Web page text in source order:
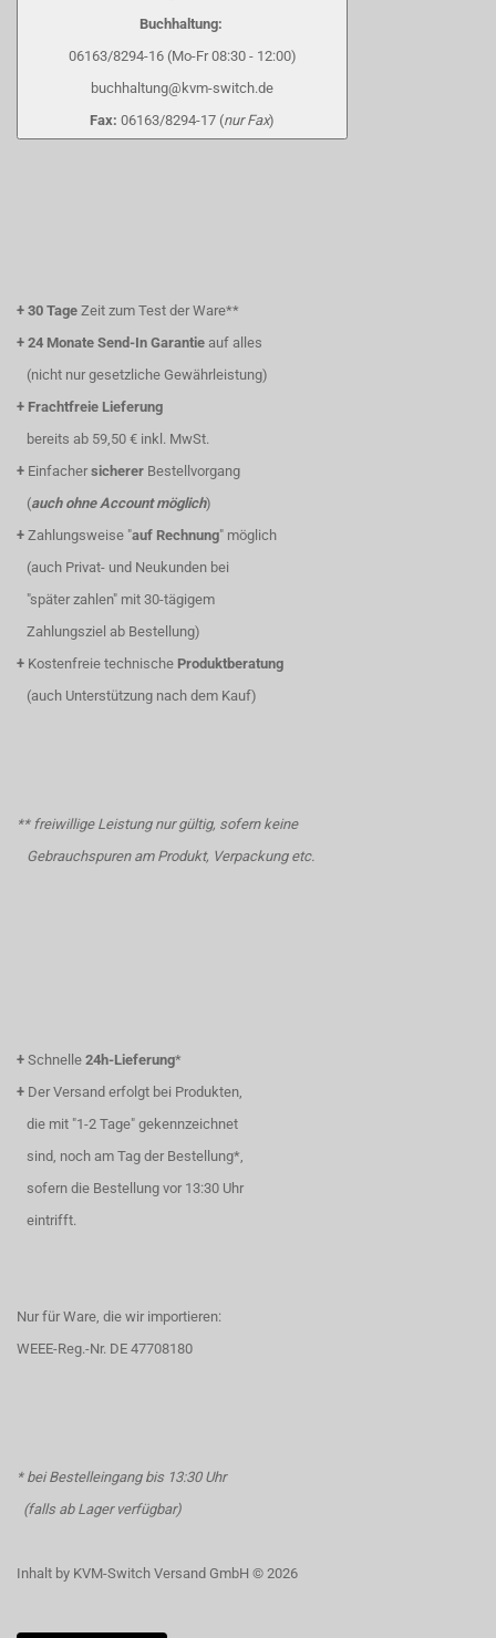
Buchhaltung:
06163/8294-16 (Mo-Fr 08:30 - 12:00)
buchhaltung@kvm-switch.de
Fax: 06163/8294-17 (nur Fax)
+ 30 Tage Zeit zum Test der Ware**
+ 24 Monate Send-In Garantie auf alles
(nicht nur gesetzliche Gewährleistung)
+ Frachtfreie Lieferung
bereits ab 59,50 € inkl. MwSt.
+ Einfacher sicherer Bestellvorgang
(auch ohne Account möglich)
+ Zahlungsweise "auf Rechnung" möglich
(auch Privat- und Neukunden bei
"später zahlen" mit 30-tägigem
Zahlungsziel ab Bestellung)
+ Kostenfreie technische Produktberatung
(auch Unterstützung nach dem Kauf)
** freiwillige Leistung nur gültig, sofern keine
Gebrauchspuren am Produkt, Verpackung etc.
+ Schnelle 24h-Lieferung*
+ Der Versand erfolgt bei Produkten,
die mit "1-2 Tage" gekennzeichnet
sind, noch am Tag der Bestellung*,
sofern die Bestellung vor 13:30 Uhr
eintrifft.
Nur für Ware, die wir importieren:
WEEE-Reg.-Nr. DE 47708180
* bei Bestelleingang bis 13:30 Uhr
(falls ab Lager verfügbar)
Inhalt by KVM-Switch Versand GmbH © 2026